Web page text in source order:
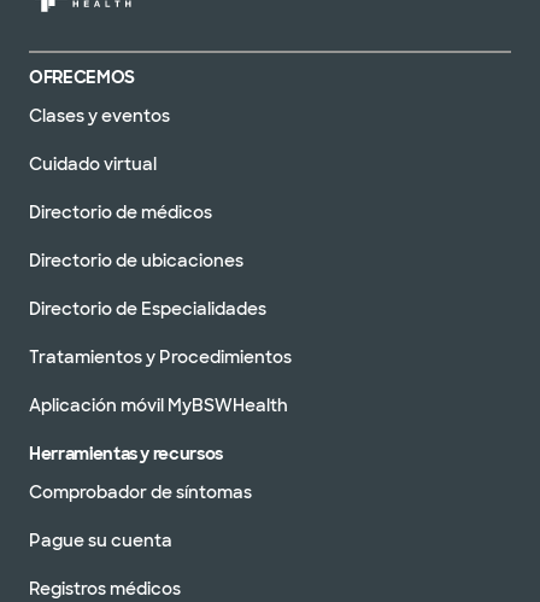
OFRECEMOS
Clases y eventos
Cuidado virtual
Directorio de médicos
Directorio de ubicaciones
Directorio de Especialidades
Tratamientos y Procedimientos
Aplicación móvil MyBSWHealth
Herramientas y recursos
Comprobador de síntomas
Pague su cuenta
Registros médicos